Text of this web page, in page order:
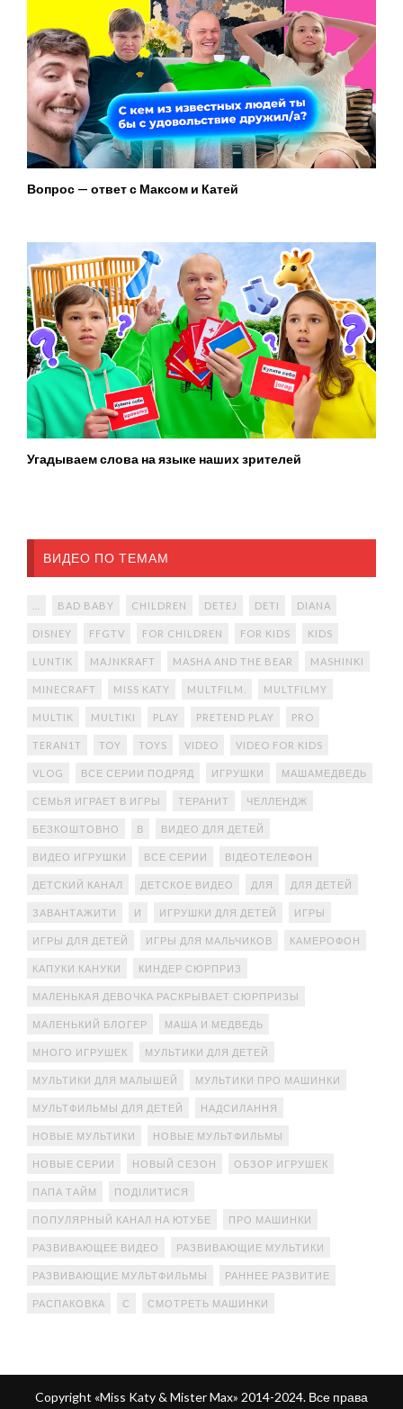
Вопрос — ответ с Максом и Катей
Угадываем слова на языке наших зрителей
ВИДЕО ПО ТЕМАМ
BAD BABY CHILDREN DETEJ DETI DIANA
DISNEY FFGTV FOR CHILDREN FOR KIDS KIDS
LUNTIK MAJNKRAFT MASHA AND THE BEAR MASHINKI
MINECRAFT MISS KATY MULTFILM. MULTFILMY
MULTIK MULTIKI PLAY PRETEND PLAY PRO
TERAN1T TOY TOYS VIDEO VIDEO FOR KIDS
VLOG ВСЕ СЕРИИ ПОДРЯД ИГРУШКИ МАШАМЕДВЕДЬ
СЕМЬЯ ИГРАЕТ В ИГРЫ ТЕРАНИТ ЧЕЛЛЕНДЖ
БЕЗКОШТОВНО В ВИДЕО ДЛЯ ДЕТЕЙ
ВИДЕО ИГРУШКИ ВСЕ СЕРИИ ВІДЕОТЕЛЕФОН
ДЕТСКИЙ КАНАЛ ДЕТСКОЕ ВИДЕО ДЛЯ ДЛЯ ДЕТЕЙ
ЗАВАНТАЖИТИ И ИГРУШКИ ДЛЯ ДЕТЕЙ ИГРЫ
ИГРЫ ДЛЯ ДЕТЕЙ ИГРЫ ДЛЯ МАЛЬЧИКОВ КАМЕРОФОН
КАПУКИ КАНУКИ КИНДЕР СЮРПРИЗ
МАЛЕНЬКАЯ ДЕВОЧКА РАСКРЫВАЕТ СЮРПРИЗЫ
МАЛЕНЬКИЙ БЛОГЕР МАША И МЕДВЕДЬ
МНОГО ИГРУШЕК МУЛЬТИКИ ДЛЯ ДЕТЕЙ
МУЛЬТИКИ ДЛЯ МАЛЫШЕЙ МУЛЬТИКИ ПРО МАШИНКИ
МУЛЬТФИЛЬМЫ ДЛЯ ДЕТЕЙ НАДСИЛАННЯ
НОВЫЕ МУЛЬТИКИ НОВЫЕ МУЛЬТФИЛЬМЫ
НОВЫЕ СЕРИИ НОВЫЙ СЕЗОН ОБЗОР ИГРУШЕК
ПАПА ТАЙМ ПОДІЛИТИСЯ
ПОПУЛЯРНЫЙ КАНАЛ НА ЮТУБЕ ПРО МАШИНКИ
РАЗВИВАЮЩЕЕ ВИДЕО РАЗВИВАЮЩИЕ МУЛЬТИКИ
РАЗВИВАЮЩИЕ МУЛЬТФИЛЬМЫ РАННЕЕ РАЗВИТИЕ
РАСПАКОВКА С СМОТРЕТЬ МАШИНКИ
Copyright «Miss Katy & Mister Max» 2014-2024. Все права